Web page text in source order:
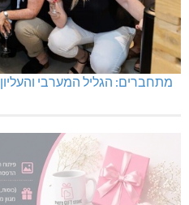
מתחברים: הגליל המערבי והעליון